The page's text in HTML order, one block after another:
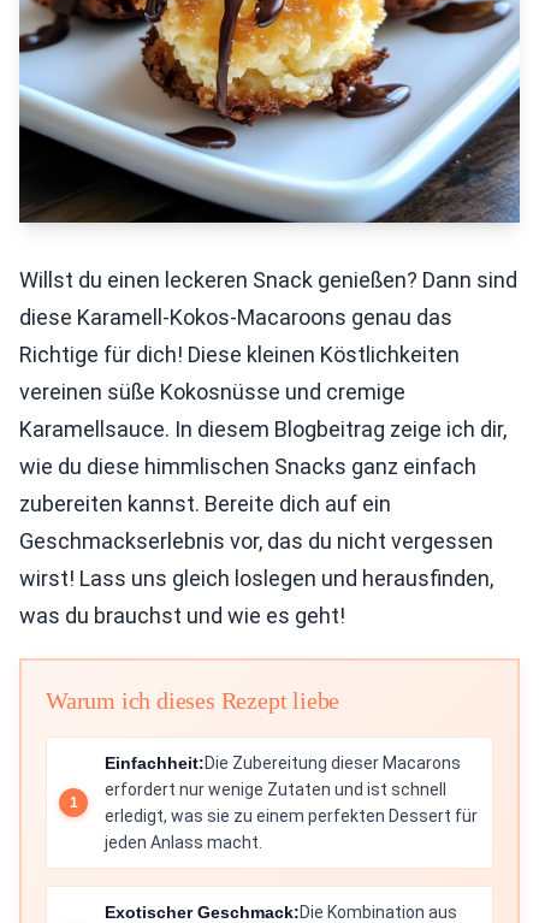
Willst du einen leckeren Snack genießen? Dann sind
diese Karamell-Kokos-Macaroons genau das
Richtige für dich! Diese kleinen Köstlichkeiten
vereinen süße Kokosnüsse und cremige
Karamellsauce. In diesem Blogbeitrag zeige ich dir,
wie du diese himmlischen Snacks ganz einfach
zubereiten kannst. Bereite dich auf ein
Geschmackserlebnis vor, das du nicht vergessen
wirst! Lass uns gleich loslegen und herausfinden,
was du brauchst und wie es geht!
Warum ich dieses Rezept liebe
Einfachheit:Die Zubereitung dieser Macarons
erfordert nur wenige Zutaten und ist schnell
erledigt, was sie zu einem perfekten Dessert für
jeden Anlass macht.
Exotischer Geschmack:Die Kombination aus